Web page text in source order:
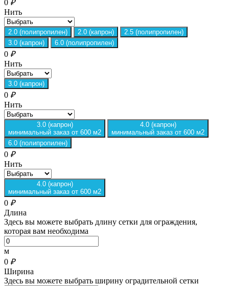
0 ₽
Нить
2.0 (полипропилен) 2.0 (капрон)
2.5 (полипропилен)
3.0 (капрон)
6.0 (полипропилен)
0 ₽
Нить
3.0 (капрон)
0 ₽
Нить
3.0 (капрон)
минимальный заказ от 600 м2
4.0 (капрон)
минимальный заказ от 600 м2
6.0 (полипропилен)
0 ₽
Нить
4.0 (капрон)
минимальный заказ от 600 м2
0 ₽
Длина
Здесь вы можете выбрать длину сетки для ограждения,
которая вам необходима
м
0 ₽
Ширина
Здесь вы можете выбрать ширину оградительной сетки